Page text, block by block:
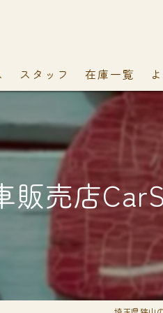
スタッフ 在庫一覧
販売店